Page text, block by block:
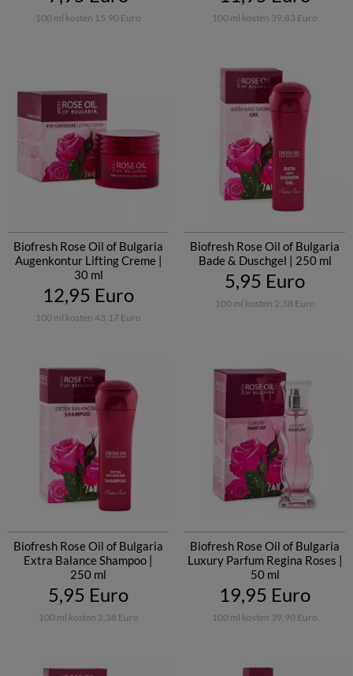
100 ml kosten 15,90 Euro 100 ml kosten 39,83 Euro
Biofresh Rose Oil of Bulgaria
Augenkontur Lifting Creme |
30 ml
12,95 Euro
100 ml kosten 43,17 Euro
Biofresh Rose Oil of Bulgaria
Bade & Duschgel | 250 ml
5,95 Euro
100 ml kosten 2,38 Euro
Biofresh Rose Oil of Bulgaria
Extra Balance Shampoo |
250 ml
5,95 Euro
100 ml kosten 2,38 Euro
Biofresh Rose Oil of Bulgaria
Luxury Parfum Regina Roses |
50 ml
19,95 Euro
100 ml kosten 39,90 Euro